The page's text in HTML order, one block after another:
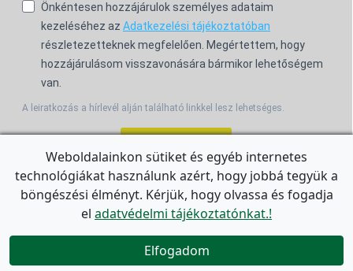
Önkéntesen hozzájárulok személyes adataim
kezeléséhez az Adatkezelési tájékoztatóban
részletezetteknek megfelelően. Megértettem, hogy
hozzájárulásom visszavonására bármikor lehetőségem
van.
A leiratkozás a hírlevél alján található linkkel lesz lehetséges.
For the English Newsletter, clickHERE.

Weboldalainkon sütiket és egyéb internetes
technológiákat használunk azért, hogy jobbá tegyük a
böngészési élményt. Kérjük, hogy olvassa és fogadja
el adatvédelmi tájékoztatónkat.!
Elfogadom